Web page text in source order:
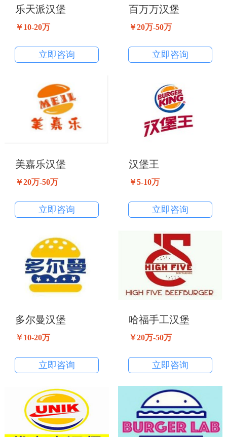
乐天派汉堡
￥10-20万
立即咨询
百万万汉堡
￥20万-50万
立即咨询
美嘉乐汉堡
￥20万-50万
立即咨询
汉堡王
￥5-10万
立即咨询
多尔曼汉堡
￥10-20万
立即咨询
哈福手工汉堡
￥20万-50万
立即咨询